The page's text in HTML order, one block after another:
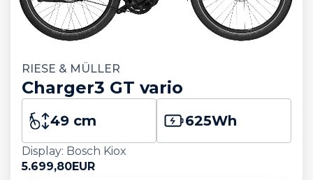
RIESE & MÜLLER
Charger3 GT vario
49 cm 625Wh
Display: Bosch Kiox
5.699,80EUR